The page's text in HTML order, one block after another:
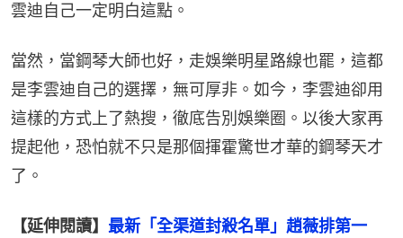
雲迪自己一定明白這點。
當然，當鋼琴大師也好，走娛樂明星路線也罷，這都
是李雲迪自己的選擇，無可厚非。如今，李雲迪卻用
這樣的方式上了熱搜，徹底告別娛樂圈。以後大家再
提起他，恐怕就不只是那個揮霍驚世才華的鋼琴天才
了。
【延伸閱讀】 最新「全渠道封殺名單」趙薇排第一